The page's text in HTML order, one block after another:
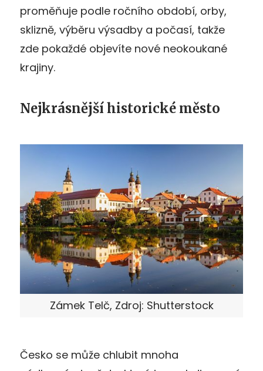
proměňuje podle ročního období, orby,
sklizně, výběru výsadby a počasí, takže
zde pokaždé objevíte nové neokoukané
krajiny.
Nejkrásnější historické město
Zámek Telč, Zdroj: Shutterstock
Česko se může chlubit mnoha